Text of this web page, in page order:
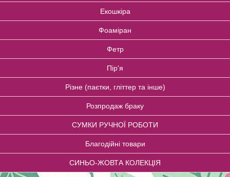
Екошкіра
Фоаміран
Фетр
Пір'я
Різне (паєтки, гліттер та інше)
Розпродаж браку
СУМКИ РУЧНОЇ РОБОТИ
Благодійні товари
СИНЬО-ЖОВТА КОЛЕКЦІЯ